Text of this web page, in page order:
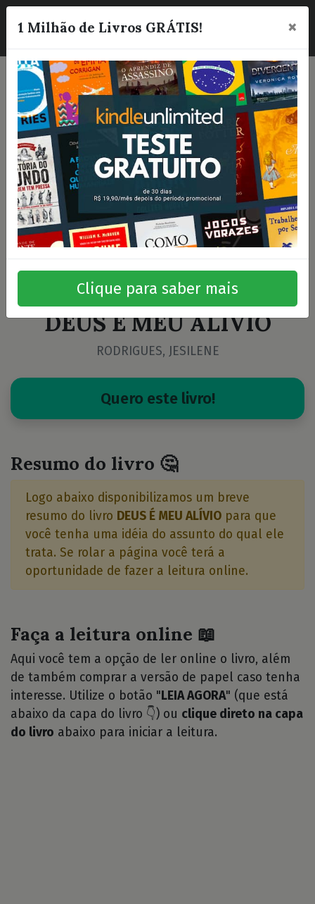
☰
DEUS É MEU ALÍVIO
RODRIGUES, JESILENE
Quero este livro!
Resumo do livro 🤔
Logo abaixo disponibilizamos um breve
resumo do livro DEUS É MEU ALÍVIO para que
você tenha uma idéia do assunto do qual ele
trata. Se rolar a página você terá a
oportunidade de fazer a leitura online.
Faça a leitura online 📖
Aqui você tem a opção de ler online o livro, além
de também comprar a versão de papel caso tenha
interesse. Utilize o botão " LEIA AGORA" (que está
abaixo da capa do livro 👇) ou clique direto na capa
do livro abaixo para iniciar a leitura.
1 Milhão de Livros GRÁTIS! ×
Clique para saber mais